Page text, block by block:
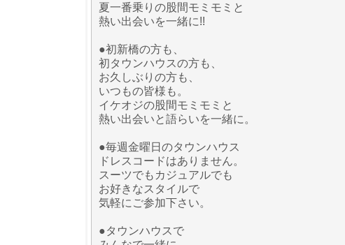
夏一番乗りの股間モミモミと
熱い出会いを一緒に!!
●初新橋の方も、
初タウンハウスの方も、
お久しぶりの方も、
いつもの皆様も。
イケオジの股間モミモミと
熱い出会いと語らいを一緒に。
●毎週金曜日のタウンハウス
ドレスコードはありません。
スーツでもカジュアルでも
お好きなスタイルで
気軽にご参加下さい。
●タウンハウスで